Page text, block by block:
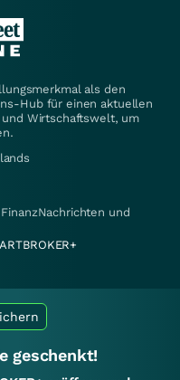
als den
Hub für einen aktuellen
Wirtschaftswelt, um
und
geschenkt!